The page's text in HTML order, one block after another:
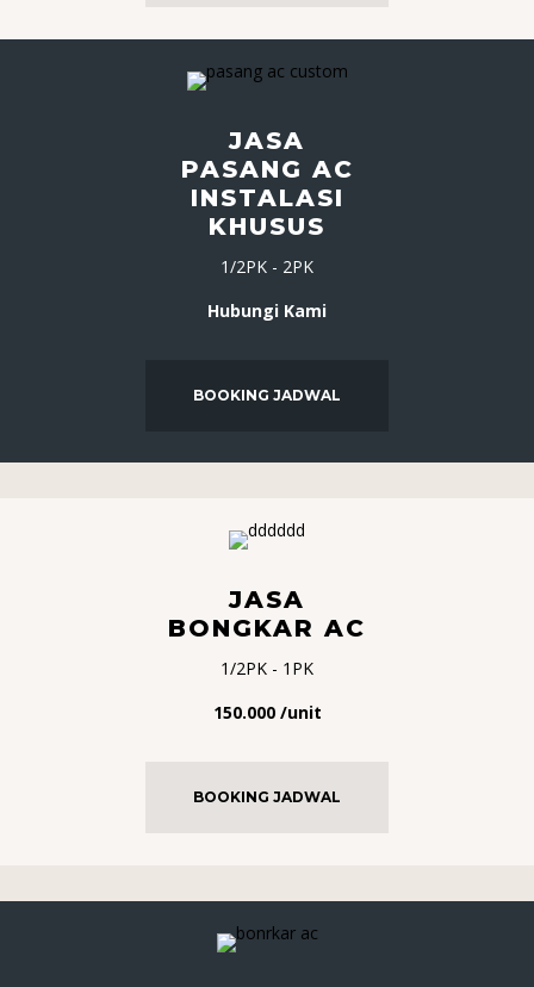
JASA
PASANG AC
INSTALASI
KHUSUS
1/2PK - 2PK
Hubungi Kami
BOOKING JADWAL
JASA
BONGKAR AC
1/2PK - 1PK
150.000 /unit
BOOKING JADWAL